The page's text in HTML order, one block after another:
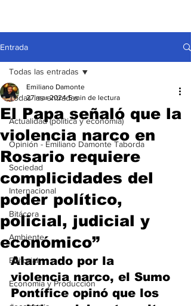
Entrada
Todas las entradas
Actualidad (política y economía)
Opinión - Emiliano Damonte Taborda
Sociedad
Internacional
Bitácora
Ambiente
Editorial
Economía y Producción
Todas las entradas
El Papa señaló que la
violencia narco en
Rosario requiere
complicidades del
poder político,
policial, judicial y
económico”
Emiliano Damonte
27 mar 2024 5 min de lectura
Alarmado por la
violencia narco, el Sumo
Pontífice opinó que los